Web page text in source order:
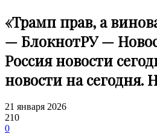
«Трамп прав, а
— БлокнотРУ —
Россия новости
новости на
21 января 2026
210
0